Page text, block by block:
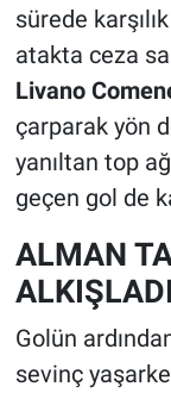
sürede
atakta ceza
Livano
çarparak yön
yanıltan top
geçen gol de
ALMAN
ALKIŞLADI
Golün
sevinç